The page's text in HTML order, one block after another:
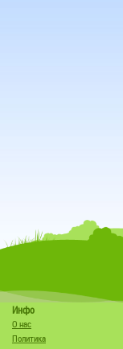
Инфо
О нас
Политика